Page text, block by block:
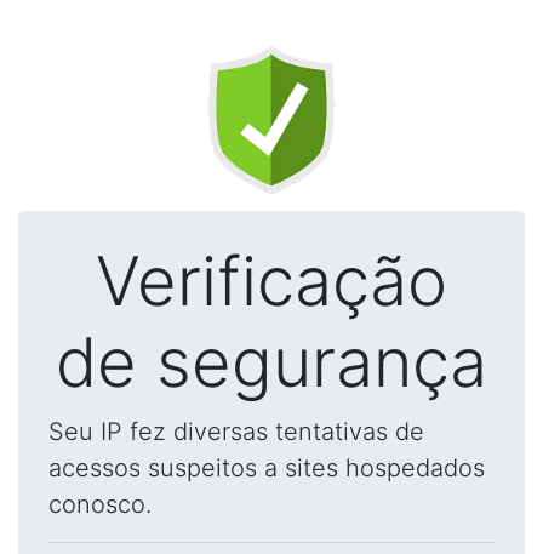
Verificação
de segurança
Seu IP fez diversas tentativas de
acessos suspeitos a sites hospedados
conosco.